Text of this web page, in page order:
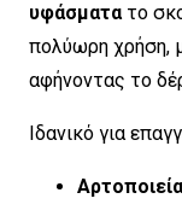
υφάσματα το
πολύωρη χρήση,
αφήνοντας το
Ιδανικό για